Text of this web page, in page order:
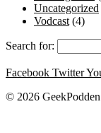
Uncategorized
Vodcast (4)
Search for:
Facebook Twitter
© 2026 GeekPodden